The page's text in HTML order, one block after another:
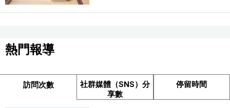
熱門報導
訪問次數
社群媒體（SNS）分
享數
停留時間